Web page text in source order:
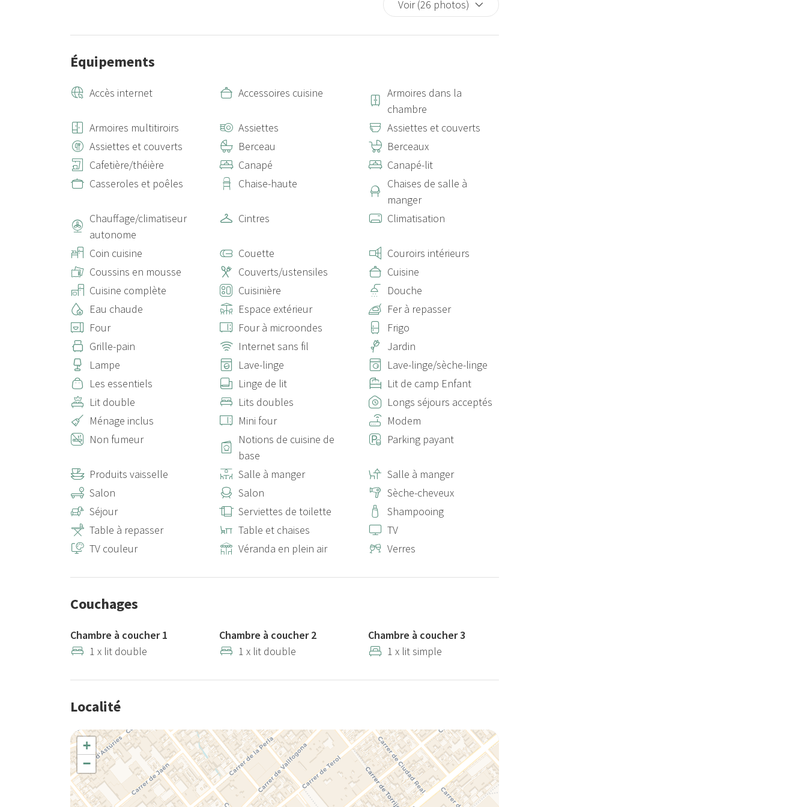
Voir (26 photos)
Équipements
Accès internet Accessoires cuisine
Armoires dans la
chambre
Armoires multitiroirs
Assiettes
Assiettes et couverts
Assiettes et couverts
Berceau
Berceaux
Cafetière/théière
Canapé
Canapé-lit
Casseroles et poêles
Chaise-haute
Chaises de salle à
manger
Chauffage/climatiseur
autonome
Cintres Climatisation
Coin cuisine Couette
Couroirs intérieurs
Coussins en mousse
Couverts/ustensiles
Cuisine
Cuisine complète
Cuisinière
Douche
Eau chaude
Espace extérieur
Fer à repasser
Four
Four à microondes
Frigo
Grille-pain
Internet sans fil
Jardin
Lampe
Lave-linge
Lave-linge/sèche-linge
Les essentiels
Linge de lit
Lit de camp Enfant
Lit double
Lits doubles
Longs séjours acceptés
Ménage inclus
Mini four
Modem
Non fumeur
Notions de cuisine de
base
Parking payant
Produits vaisselle Salle à manger
Salle à manger
Salon
Salon
Sèche-cheveux
Séjour
Serviettes de toilette
Shampooing
Table à repasser
Table et chaises
TV
TV couleur
Véranda en plein air Verres
Couchages
Chambre à coucher 1
1 x lit double
Chambre à coucher 2
1 x lit double
Chambre à coucher 3
1 x lit simple
Localité
+
−